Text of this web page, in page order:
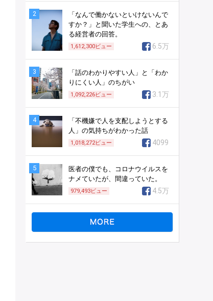
2
「なんで働かないといけないんで
すか？」と聞いた学生への、とあ
る経営者の回答。
1,612,300ビュー 6.5万
3
「話のわかりやすい人」と「わか
りにくい人」のちがい
1,092,226ビュー 3.1万
4
「不機嫌で人を支配しようとする
人」の気持ちがわかった話
1,018,272ビュー 4099
5
医者の僕でも、コロナウイルスを
ナメていたが、間違っていた。
979,493ビュー 4.5万